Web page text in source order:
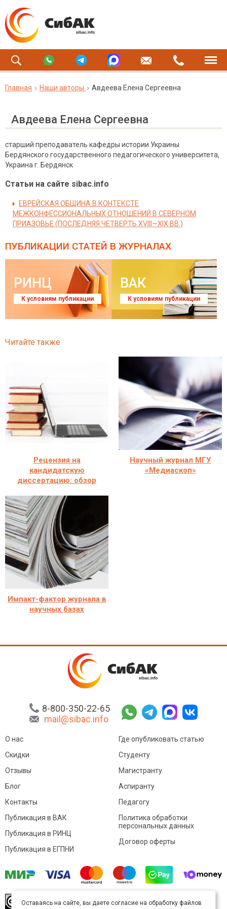
Главная Наши авторы Авдеева Елена Сергеевна
Авдеева Елена Сергеевна
старший преподаватель кафедры истории Украины
Бердянского государственного педагогического университета,
Украина г. Бердянск
Статьи на сайте sibac.info
ЕВРЕЙСКАЯ ОБЩИНА В КОНТЕКСТЕ
МЕЖКОНФЕССИОНАЛЬНЫХ ОТНОШЕНИЙ В СЕВЕРНОМ
ПРИАЗОВЬЕ (ПОСЛЕДНЯЯ ЧЕТВЕРТЬ XVIII—XIX ВВ.)
ПУБЛИКАЦИИ СТАТЕЙ В ЖУРНАЛАХ
РИНЦ
К условиям публикации
ВАК
К условиям публикации
Читайте также
Рецензия на
кандидатскую
диссертацию: обзор
Научный журнал МГУ
«Медиаскоп»
Импакт-фактор журнала в
научных базах
8-800-350-22-65
mail@sibac.info
О нас
Скидки
Отзывы
Блог
Контакты
Где опубликовать статью
Студенту
Магистранту
Аспиранту
Педагогу
Публикация в ВАК
Публикация в РИНЦ
Публикация в ЕГПНИ
Политика обработки
персональных данных
Договор оферты
произведение доступно полицензии Creative
Оставаясь на сайте, вы даете согласие на обработку файлов